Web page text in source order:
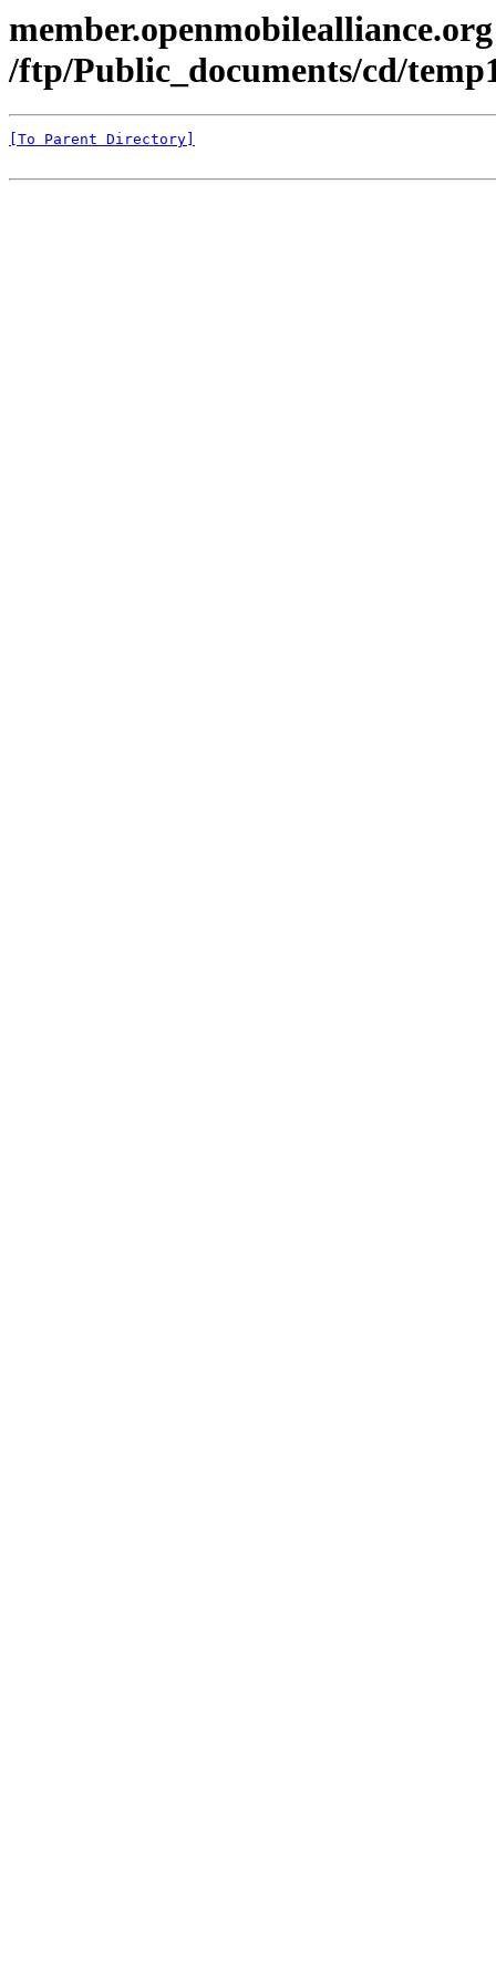
/ftp/Public_documents/cd/
[To Parent Directory]